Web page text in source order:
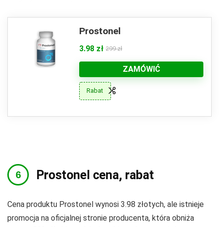
Prostonel
3.98 zł 299 zł
ZAMÓWIĆ
Rabat
Prostonel cena, rabat
Cena produktu Prostonel wynosi 3.98 złotych, ale istnieje
promocja na oficjalnej stronie producenta, która obniża